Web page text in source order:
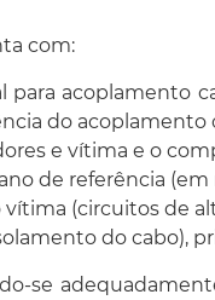
com:
para acoplamento
do acoplamento
e vítima e o
de referência (em
(circuitos de
do cabo),
se